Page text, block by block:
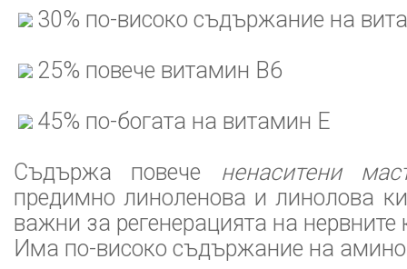
30% по-високо съдържание на
25% повече витамин B6
45% по-богата на витамин Е
Съдържа повече ненаситени
предимно линоленова и линолова
важни за регенерацията на нервните
Има по-високо съдържание на